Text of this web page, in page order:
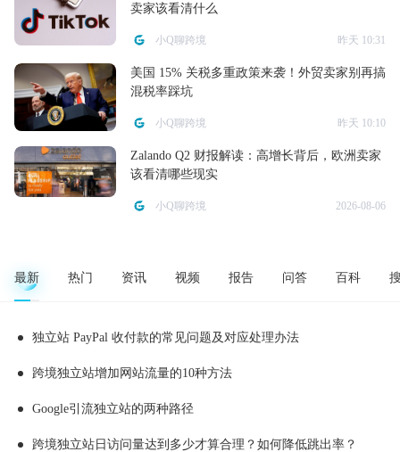
卖家该看清什么
小Q聊跨境 昨天 10:31
美国 15% 关税多重政策来袭！外贸卖家别再搞
混税率踩坑
小Q聊跨境 昨天 10:10
Zalando Q2 财报解读：高增长背后，欧洲卖家
该看清哪些现实
小Q聊跨境 2026-08-06
最新 热门 资讯 视频 报告 问答 百科
独立站 PayPal 收付款的常见问题及对应处理办法
跨境独立站增加网站流量的10种方法
Google引流独立站的两种路径
跨境独立站日访问量达到多少才算合理？如何降低跳出率？